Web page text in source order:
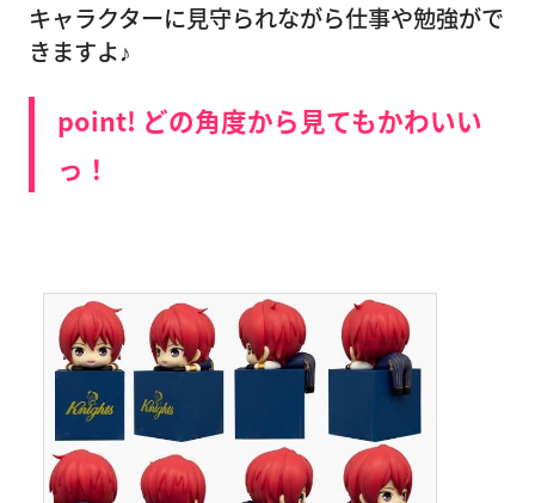
キャラクターに見守られながら仕事や勉強がで
きますよ♪
point! どの角度から見てもかわいい
っ！